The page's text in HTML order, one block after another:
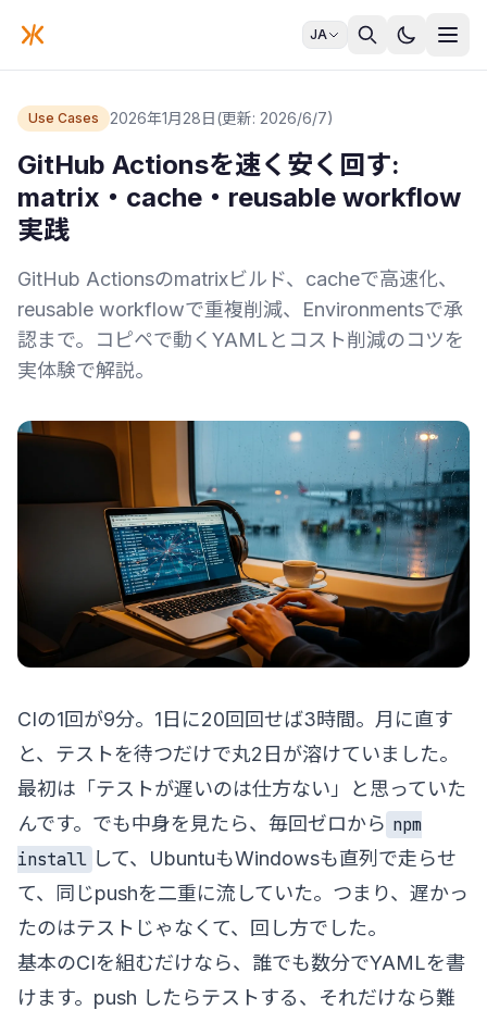
JA
Use Cases 2026年1月28日(更新: 2026/6/7)
GitHub Actionsを速く安く回す:
matrix・cache・reusable workflow
実践
GitHub Actionsのmatrixビルド、cacheで高速化、
reusable workflowで重複削減、Environmentsで承
認まで。コピペで動くYAMLとコスト削減のコツを
実体験で解説。
CIの1回が9分。1日に20回回せば3時間。月に直す
と、テストを待つだけで丸2日が溶けていました。
最初は「テストが遅いのは仕方ない」と思っていた
んです。でも中身を見たら、毎回ゼロから npm
install して、UbuntuもWindowsも直列で走らせ
て、同じpushを二重に流していた。つまり、遅かっ
たのはテストじゃなくて、回し方でした。
基本のCIを組むだけなら、誰でも数分でYAMLを書
けます。push したらテストする、それだけなら難